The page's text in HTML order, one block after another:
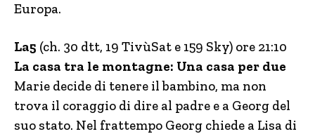
Europa.
La5 (ch. 30 dtt, 19 TivùSat e 159 Sky) ore 21:10
La casa tra le montagne: Una casa per due
Marie decide di tenere il bambino, ma non
trova il coraggio di dire al padre e a Georg del
suo stato. Nel frattempo Georg chiede a Lisa di